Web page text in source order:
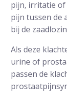
pijn, irritatie of
pijn tussen de
bij de
Als deze
urine of
passen de